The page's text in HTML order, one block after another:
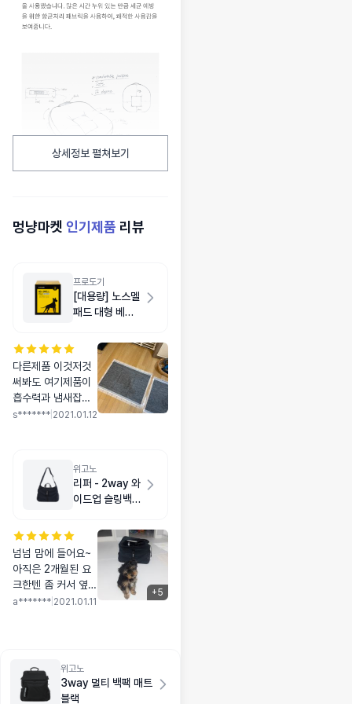
상세정보 펼쳐보기
멍냥마켓 인기제품 리뷰
프로도기
[대용량] 노스멜
패드 대형 베이
다른제품 이것저것
써봐도 여기제품이
흡수력과 냄새잡아
주는게 제일 뛰어나
s******* 2021.01.12
위고노
리퍼 - 2way 와
이드업 슬링백
넘넘 맘에 들어요~
아직은 2개월된 요
크한텐 좀 커서 옆
지퍼를 열면 튀어나
만 배송이 5일 걸린
점은ㅠ아쉽지만.. 가
방이 넘넘 맘에들어.
a******* 2021.01.11
+5
위고노
3way 멀티 백팩 매트
블랙